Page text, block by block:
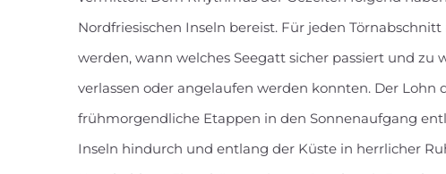
Nordfriesischen Inseln bereist. Für jeden
werden, wann welches Seegatt sicher passiert und zu
verlassen oder angelaufen werden konnten. Der Lohn
frühmorgendliche Etappen in den Sonnenaufgang
Inseln hindurch und entlang der Küste in herrlicher